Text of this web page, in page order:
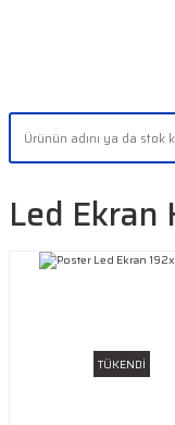
Led Ekran
TÜKENDİ